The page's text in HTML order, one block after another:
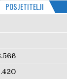
POSJETITELJI